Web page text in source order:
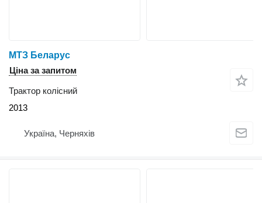
МТЗ Беларус
Ціна за запитом
Трактор колісний
2013
Україна, Черняхів